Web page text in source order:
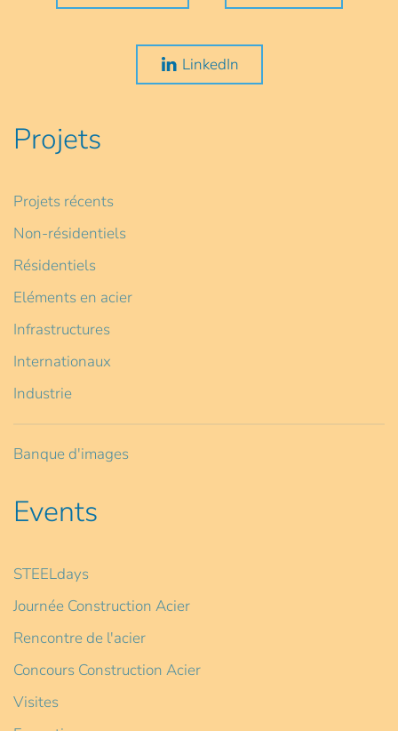
LinkedIn
Projets
Projets récents
Non-résidentiels
Résidentiels
Eléments en acier
Infrastructures
Internationaux
Industrie
Banque d'images
Events
STEELdays
Journée Construction Acier
Rencontre de l'acier
Concours Construction Acier
Visites